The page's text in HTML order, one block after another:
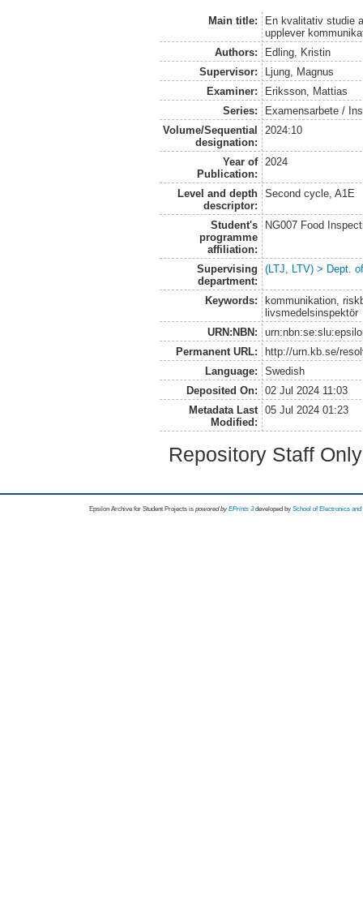
Main title:
En kvalitativ studie
upplever
Authors:
Edling, Kristin
Supervisor:
Ljung, Magnus
Examiner:
Eriksson, Mattias
Series:
Examensarbete /
Volume/Sequential
designation:
2024:10
Year of
Publication:
2024
Level and depth
descriptor:
Second cycle, A1E
Student's
programme
affiliation:
NG007 Food
Supervising
department:
(LTJ, LTV) > Dept.
Keywords:
kommunikation,
livsmedelsinspektör
URN:NBN:
Permanent URL:
http://urn.kb.se/
Language:
Swedish
Deposited On:
02 Jul 2024 11:03
Metadata Last
Modified:
05 Jul 2024 01:23
Repository Staff
Epsilon Archive for Student Projects is powored byEPrints 3 developed by School of Electronics